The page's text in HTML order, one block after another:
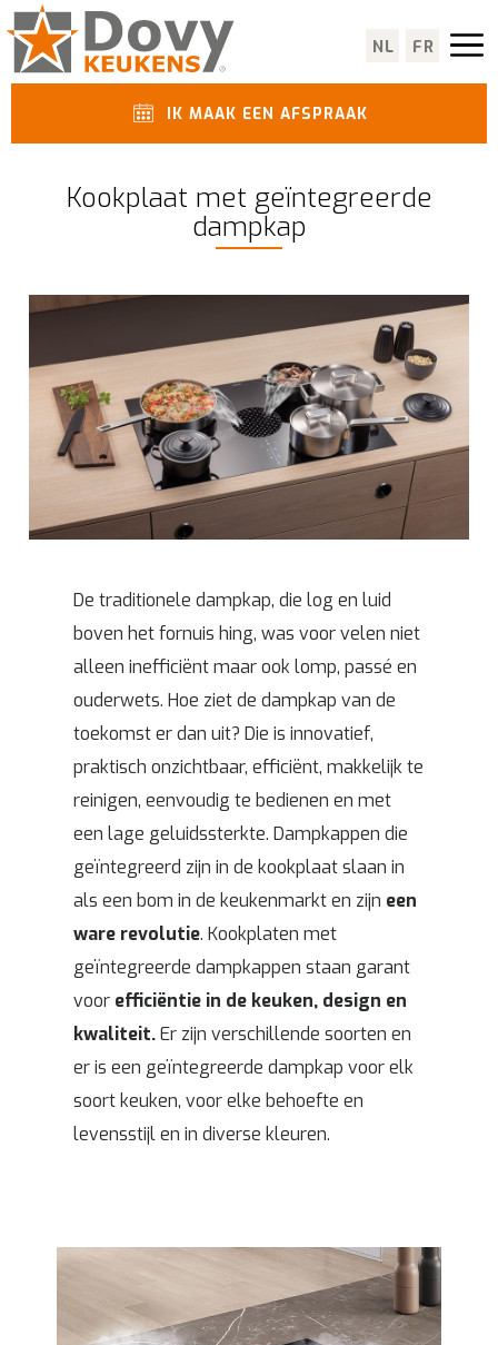
NL FR
IK MAAK EEN AFSPRAAK
Kookplaat met geïntegreerde
dampkap
De traditionele dampkap, die log en luid
boven het fornuis hing, was voor velen niet
alleen inefficiënt maar ook lomp, passé en
ouderwets. Hoe ziet de dampkap van de
toekomst er dan uit? Die is innovatief,
praktisch onzichtbaar, efficiënt, makkelijk te
reinigen, eenvoudig te bedienen en met
een lage geluidssterkte. Dampkappen die
geïntegreerd zijn in de kookplaat slaan in
als een bom in de keukenmarkt en zijn een
ware revolutie. Kookplaten met
geïntegreerde dampkappen staan garant
voor efficiëntie in de keuken, design en
kwaliteit.Er zijn verschillende soorten en
er is een geïntegreerde dampkap voor elk
soort keuken, voor elke behoefte en
levensstijl en in diverse kleuren.